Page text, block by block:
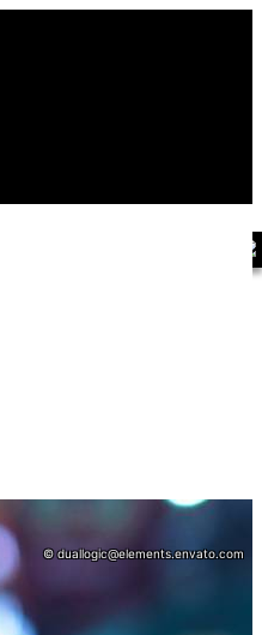
© duallogic@elements.envato.com